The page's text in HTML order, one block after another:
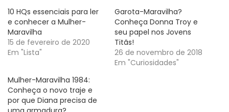
10 HQs essenciais para ler
e conhecer a Mulher-
Maravilha
15 de fevereiro de 2020
Em "Lista"
Garota-Maravilha?
Conheça Donna Troy e
seu papel nos Jovens
Titãs!
26 de novembro de 2018
Em "Curiosidades"
Mulher-Maravilha 1984:
Conheça o novo traje e
por que Diana precisa de